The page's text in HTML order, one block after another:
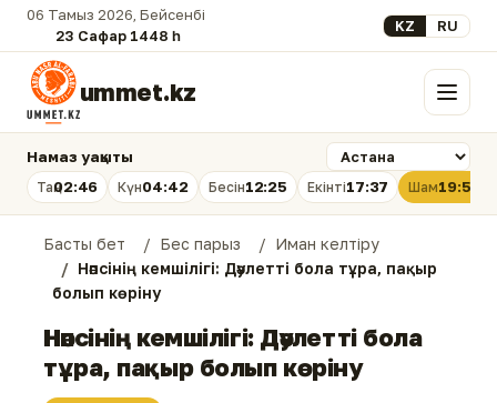
06 Тамыз 2026, Бейсенбі
23 Сафар 1448 һ.
Select your
KZ RU
ummet.kz Мәзір
Намаз уақыты
Таң02:46 Күн04:42 Бесін12:25 Екінті17:37 Шам19:58
Басты бет Бес парыз
Иман келтіру
Нәпсінің кемшілігі: Дәулетті бола тұра, пақыр
болып көріну
Нәпсінің кемшілігі: Дәулетті бола
тұра, пақыр болып көріну